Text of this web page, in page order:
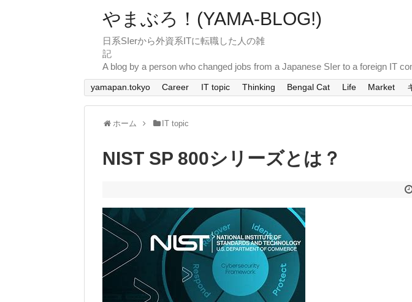
やまぶろ！(YAMA-BLOG!)
日系SIerから外資系ITに転職した人の雑
A blog by a person who changed jobs from a Japanese SIer to a foreign IT
yamapan.tokyo Career IT topic Thinking Bengal Cat Life Market
ホーム IT topic
NIST SP 800シリーズとは？